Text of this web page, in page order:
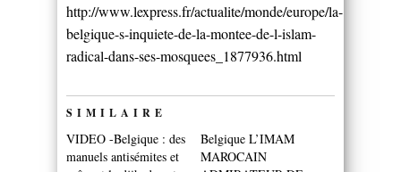
http://www.lexpress.fr/actualite/monde/europe/la-
belgique-s-inquiete-de-la-montee-de-l-islam-
radical-dans-ses-mosquees_1877936.html
SIMILAIRE
VIDEO -Belgique : des
manuels antisémites et
Belgique L’IMAM
MAROCAIN